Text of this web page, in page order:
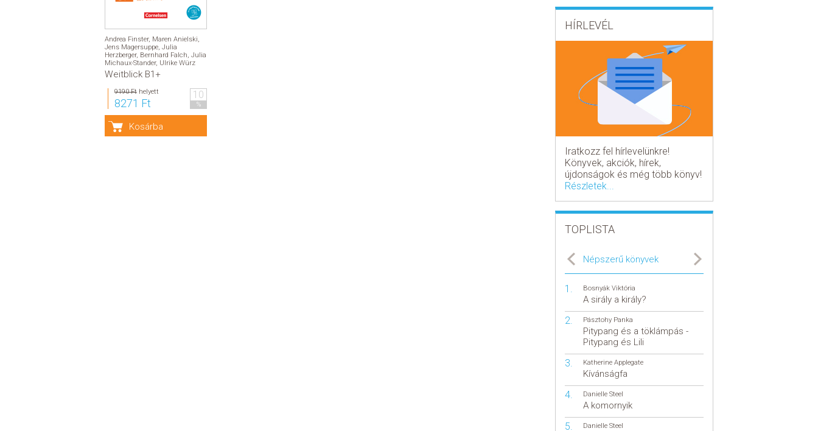
Andrea Finster, Maren Anielski,
Jens Magersuppe, Julia
Herzberger, Bernhard Falch, Julia
Michaux-Stander, Ulrike Würz
Weitblick B1+
9190 Ft helyett
8271 Ft
10
%
Kosárba
HÍRLEVÉL
Iratkozz fel hírlevelünkre!
Könyvek, akciók, hírek,
újdonságok és még több könyv!
Részletek...
TOPLISTA
Népszerű könyvek
Bosnyák Viktória
A sirály a király?
Pásztohy Panka
Pitypang és a töklámpás -
Pitypang és Lili
Katherine Applegate
Kívánságfa
Danielle Steel
A komornyik
Danielle Steel